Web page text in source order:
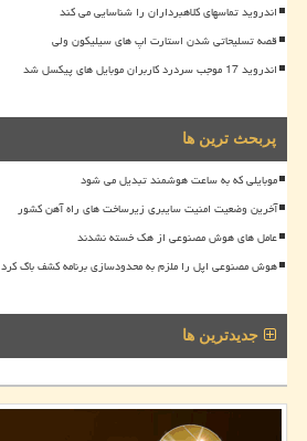
اندروید تماسهای کلاهبرداران را شناسایی می کند
قصه تسلیحاتی شدن استارت اپ های سیلیکون ولی
اندروید 17 موجب سردرد کاربران موبایل های پیکسل شد
پربحث ترین ها
موبایلی که به ساعت هوشمند تبدیل می شود
آخرین وضعیت امنیت سایبری زیرساخت های راه آهن کشور
عامل های هوش مصنوعی از هک خسته نشدند
هوش مصنوعی اپل را ملزم به محدودسازی برنامه کشف باگ کرد
جدیدترین ها